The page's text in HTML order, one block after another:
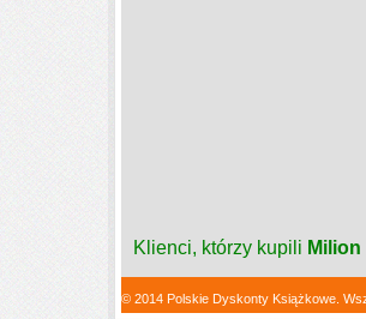
Klienci, którzy kupili Milion
© 2014 Polskie Dyskonty Książkowe.